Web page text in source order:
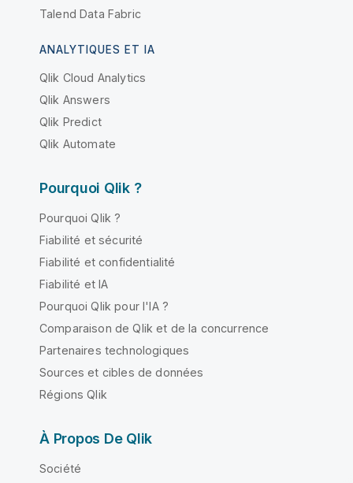
Talend Data Fabric
ANALYTIQUES ET IA
Qlik Cloud Analytics
Qlik Answers
Qlik Predict
Qlik Automate
Pourquoi Qlik ?
Pourquoi Qlik ?
Fiabilité et sécurité
Fiabilité et confidentialité
Fiabilité et IA
Pourquoi Qlik pour l'IA ?
Comparaison de Qlik et de la concurrence
Partenaires technologiques
Sources et cibles de données
Régions Qlik
À Propos De Qlik
Société